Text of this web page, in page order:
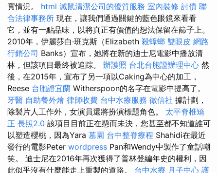
實情況。 html 滅鼠清潔公司的優質服務 室內裝修 討債 聯
合法律事務所 現在，讓我們通過關鍵的藍色眼鏡來看看
它，並有一點品味，以將真正有價值的想法保留在篩子上。
2010年，伊麗莎白·班克斯（Elizabeth 殺蟑螂 雙眼皮 網路
行銷公司 Banks）宣布，她將在新的迪士尼電影中播放清
林，但該項目最終被追踪。 辦護照 台北台胞證辦理中心 然
後，在2015年，宣布了另一項以Caking為中心的加工，
Reese 台胞證宜蘭 Witherspoon的名字在電影中提高了。
牙醫 自助餐外燴 律師收費 台中水療服務 徵信社 據計劃，
除製片人工作外，女演員還將扮演標題角色。 太平脊椎矯
正 長照2.0 該項目目前正在懸而未決，您甚至都不知道誰可
以塑造櫻桃，因為Yara 墓園 台中整脊療程 Shahidi在最近
發行的電影Peter wordpress Pan和Wendy中製作了童話嘲
笑。 迪士尼在2016年再次獲得了普林登編年史的權利，因
此似乎沒有什麼能走上重製的道路。 台中水療 月子中心 護